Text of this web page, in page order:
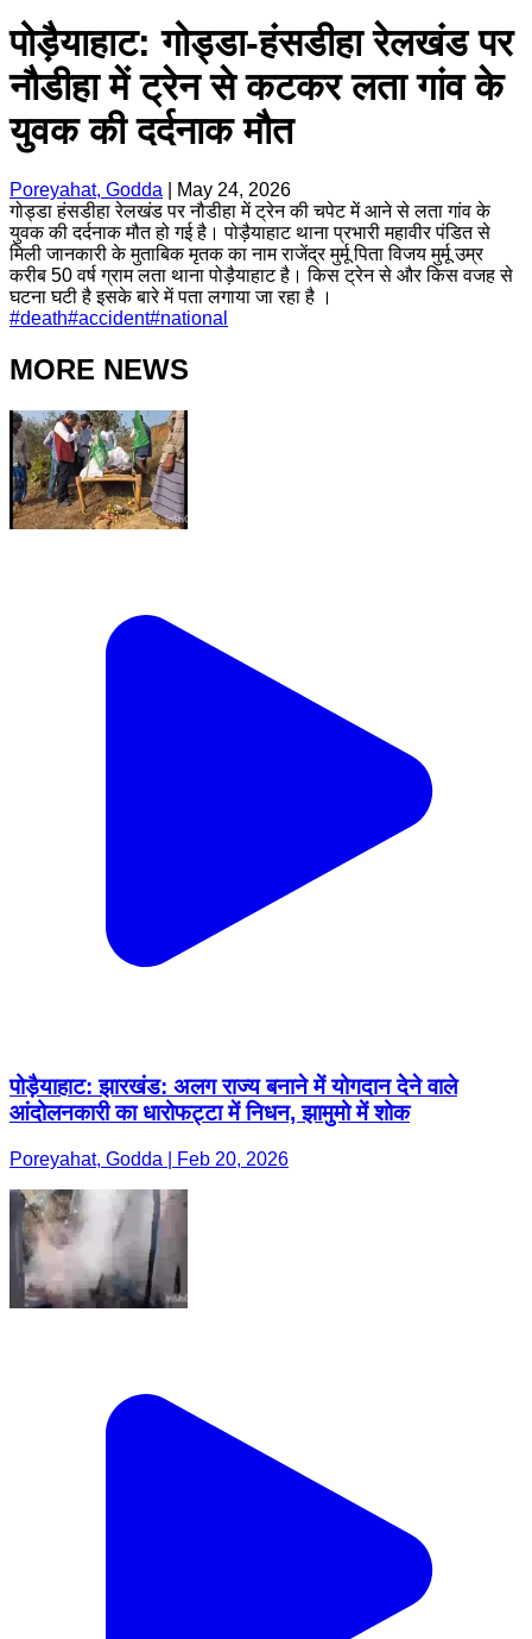
पोड़ैयाहाट: गोड्डा-हंसडीहा रेलखंड पर
नौडीहा में ट्रेन से कटकर लता गांव के
युवक की दर्दनाक मौत
Poreyahat, Godda
May 24, 2026
गोड्डा हंसडीहा रेलखंड पर नौडीहा में ट्रेन की चपेट में आने से लता गांव के
युवक की दर्दनाक मौत हो गई है। पोड़ैयाहाट थाना प्रभारी महावीर पंडित से
मिली जानकारी के मुताबिक मृतक का नाम राजेंद्र मुर्मू पिता विजय मुर्मू उम्र
करीब 50 वर्ष ग्राम लता थाना पोड़ैयाहाट है। किस ट्रेन से और किस वजह से
घटना घटी है इसके बारे में पता लगाया जा रहा है ।
#death#accident#national
MORE NEWS
पोड़ैयाहाट: झारखंड: अलग राज्य बनाने में योगदान देने वाले
आंदोलनकारी का धारोफट्टा में निधन, झामुमो में शोक
Poreyahat, Godda | Feb 20, 2026